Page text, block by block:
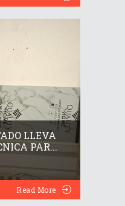
LLEVA
PAR...
Read More